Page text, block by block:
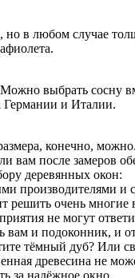
в любом случае
выбрать
Германии и Италии.
конечно,
вам после замеров
деревянных окон:
производителями и
решить очень
не могут
вам и подоконник, и
тёмный дуб? Или
древесина не
за надёжное окно.